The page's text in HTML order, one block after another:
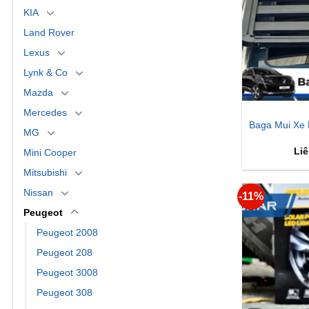
KIA
Land Rover
Lexus
Lynk & Co
Mazda
Mercedes
MG
Mini Cooper
Mitsubishi
Nissan
Peugeot
Peugeot 2008
Peugeot 208
Peugeot 3008
Peugeot 308
Baga Mui Xe
-11%